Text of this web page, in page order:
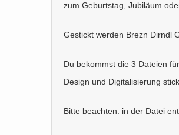
zum Geburtstag, Jubiläum
Gestickt werden Brezn Dirndl
Du bekommst die 3 Dateien
Design und Digitalisierung
Bitte beachten: in der Datei